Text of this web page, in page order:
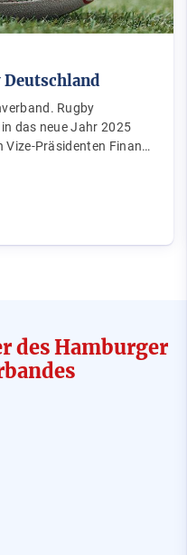
Deutschland
Rugby
das neue Jahr 2025
Vize-Präsidenten Finan…
des Hamburger